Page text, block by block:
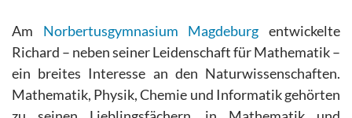
Am Norbertusgymnasium Magdeburg entwickelte
Richard – neben seiner Leidenschaft für Mathematik –
ein breites Interesse an den Naturwissenschaften.
Mathematik, Physik, Chemie und Informatik gehörten